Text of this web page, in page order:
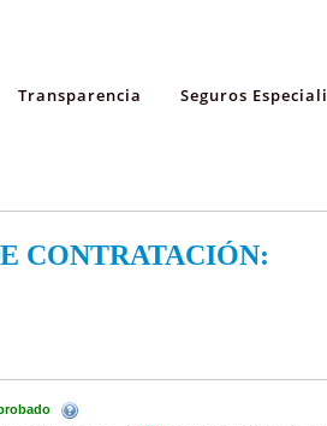
Transparencia Seguros
CONTRATACIÓN: